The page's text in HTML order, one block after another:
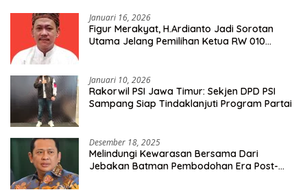
Januari 16, 2026
Figur Merakyat, H.Ardianto Jadi Sorotan
Utama Jelang Pemilihan Ketua RW 010
Januari 10, 2026
Rakorwil PSI Jawa Timur: Sekjen DPD PSI
Sampang Siap Tindaklanjuti Program Partai
Desember 18, 2025
Melindungi Kewarasan Bersama Dari
Jebakan Batman Pembodohan Era Post-